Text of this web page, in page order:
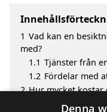
1 Vad kan en
med?
1.1 Tjänster från
1.2 Fördelar med
2 Hur mycket kostar
Fördelar med att
Denna